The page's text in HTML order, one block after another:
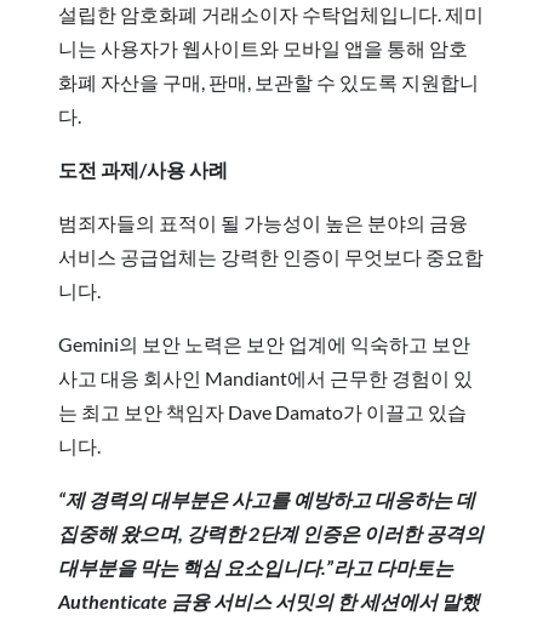
설립한 암호화폐 거래소이자 수탁업체입니다. 제미
니는 사용자가 웹사이트와 모바일 앱을 통해 암호
화폐 자산을 구매, 판매, 보관할 수 있도록 지원합니
다.
도전 과제/사용 사례
범죄자들의 표적이 될 가능성이 높은 분야의 금융
서비스 공급업체는 강력한 인증이 무엇보다 중요합
니다.
Gemini의 보안 노력은 보안 업계에 익숙하고 보안
사고 대응 회사인 Mandiant에서 근무한 경험이 있
는 최고 보안 책임자 Dave Damato가 이끌고 있습
니다.
“제 경력의 대부분은 사고를 예방하고 대응하는 데
집중해 왔으며, 강력한 2단계 인증은 이러한 공격의
대부분을 막는 핵심 요소입니다.”라고 다마토는
Authenticate 금융 서비스 서밋의 한 세션에서 말했